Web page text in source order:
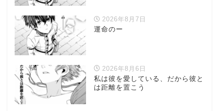
2026年8月7日
運命のー
2026年8月6日
私は彼を愛している、だから彼と
は距離を置こう